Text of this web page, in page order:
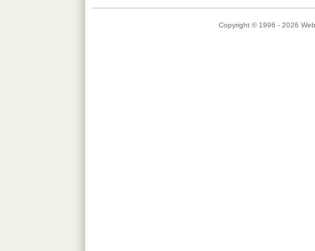
Copyright © 1996 - 2026